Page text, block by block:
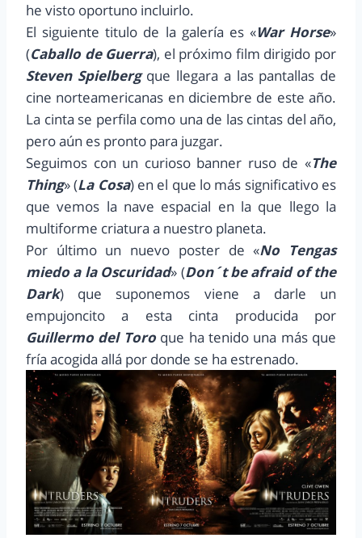
he visto oportuno incluirlo.
El siguiente titulo de la galería es «War Horse»
(Caballo de Guerra), el próximo film dirigido por
Steven Spielbergque llegara a las pantallas de
cine norteamericanas en diciembre de este año.
La cinta se perfila como una de las cintas del año,
pero aún es pronto para juzgar.
Seguimos con un curioso banner ruso de «The
Thing» (La Cosa) en el que lo más significativo es
que vemos la nave espacial en la que llego la
multiforme criatura a nuestro planeta.
Por último un nuevo poster de «No Tengas
miedo a la Oscuridad» (Don´t be afraid of the
Dark) que suponemos viene a darle un
empujoncito a esta cinta producida por
Guillermo del Toroque ha tenido una más que
fría acogida allá por donde se ha estrenado.